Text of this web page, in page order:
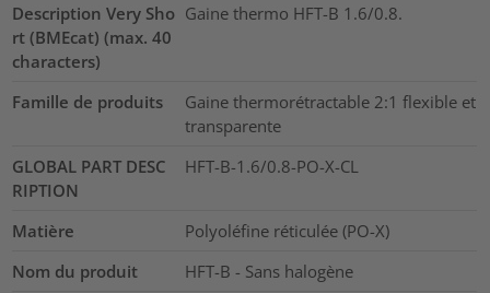
Description Very Sho
rt (BMEcat) (max. 40
characters)
Gaine thermo HFT-B 1.6/0.8.
Famille de produits
Gaine thermorétractable 2:1 flexible et
transparente
GLOBAL PART DESC
RIPTION
HFT-B-1.6/0.8-PO-X-CL
Matière
Polyoléfine réticulée (PO-X)
Nom du produit
HFT-B - Sans halogène